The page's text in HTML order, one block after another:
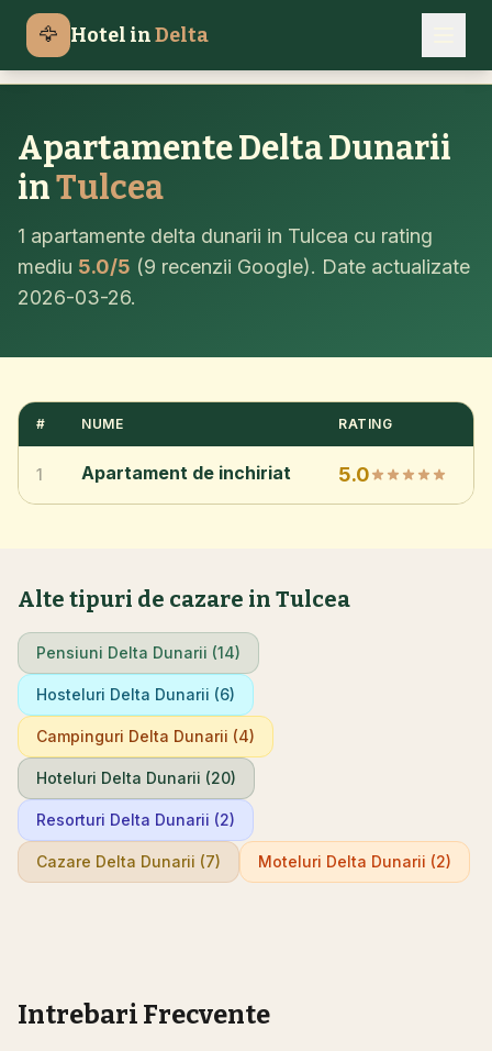
🦅 Hotel inDelta
AcasaApartamente Delta Dunarii
Apartamente Delta Dunarii
inTulcea
1 apartamente delta dunarii in Tulcea cu rating
mediu 5.0/5 (9 recenzii Google). Date actualizate
2026-03-26.
# NUME RATING
1 Apartament de inchiriat 5.0
Alte tipuri de cazare in Tulcea
Pensiuni Delta Dunarii (14)
Hosteluri Delta Dunarii (6)
Campinguri Delta Dunarii (4)
Hoteluri Delta Dunarii (20)
Resorturi Delta Dunarii (2)
Cazare Delta Dunarii (7) Moteluri Delta Dunarii (2)
Intrebari Frecvente